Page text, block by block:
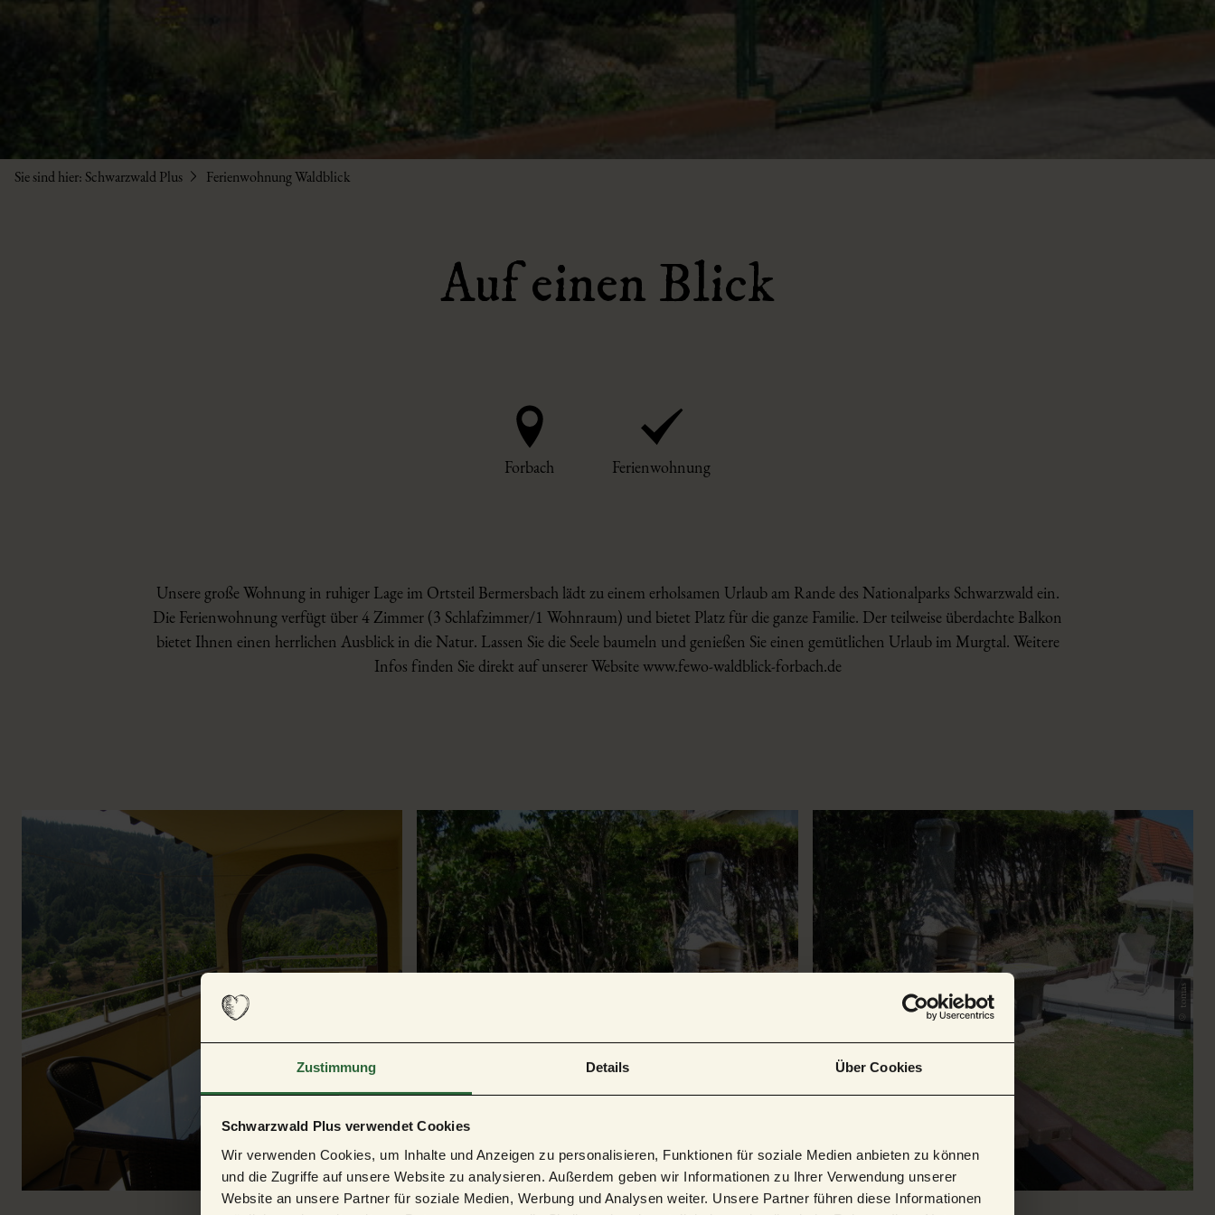
Zustimmung Details Über Cookies
Schwarzwald Plus verwendet Cookies
Wir verwenden Cookies, um Inhalte und Anzeigen zu personalisieren, Funktionen für soziale Medien anbieten zu können
und die Zugriffe auf unsere Website zu analysieren. Außerdem geben wir Informationen zu Ihrer Verwendung unserer
Website an unsere Partner für soziale Medien, Werbung und Analysen weiter. Unsere Partner führen diese Informationen
Sie sind hier: Schwarzwald Plus Ferienwohnung Waldblick
Auf einen Blick
Forbach Ferienwohnung
Unsere große Wohnung in ruhiger Lage im Ortsteil Bermersbach lädt zu einem erholsamen Urlaub am Rande des Nationalparks Schwarzwald ein.
Die Ferienwohnung verfügt über 4 Zimmer (3 Schlafzimmer/1 Wohnraum) und bietet Platz für die ganze Familie. Der teilweise überdachte Balkon
bietet Ihnen einen herrlichen Ausblick in die Natur. Lassen Sie die Seele baumeln und genießen Sie einen gemütlichen Urlaub im Murgtal. Weitere
Infos finden Sie direkt auf unserer Website www.fewo-waldblick-forbach.de
© tomas